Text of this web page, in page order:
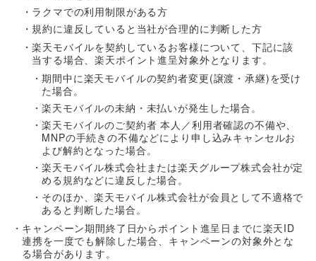
ラクマでの利用制限がある方
規約に違反していると当社が合理的に判断した方
楽天モバイルを契約しているお客様について、下記に該
当する場合、楽天ポイント進呈対象外となります。
期間中に楽天モバイルの契約者変更(譲渡・承継)を受け
た場合。
楽天モバイルの未納・未払いが発生した場合。
楽天モバイルのご契約者 本人／利用者確認の不備や、
MNPの手続きの不備などにより申し込みキャンセルお
よび解約となった場合。
楽天モバイル株式会社または楽天グループ株式会社が定
める規約などに違反した場合。
そのほか、楽天モバイル株式会社が会員として不適格で
あると判断した場合。
キャンペーン期間終了日からポイント進呈日までに楽天ID
連携を一度でも解除した場合、キャンペーンの対象外とな
る場合があります。